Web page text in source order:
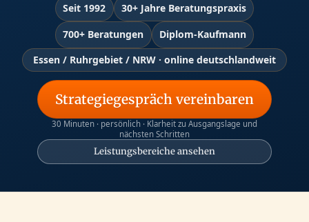
Seit 1992 30+ Jahre Beratungspraxis
700+ Beratungen
Diplom-Kaufmann
Essen / Ruhrgebiet / NRW · online deutschlandweit
Strategiegespräch vereinbaren
30 Minuten · persönlich · Klarheit zu Ausgangslage und
nächsten Schritten
Leistungsbereiche ansehen